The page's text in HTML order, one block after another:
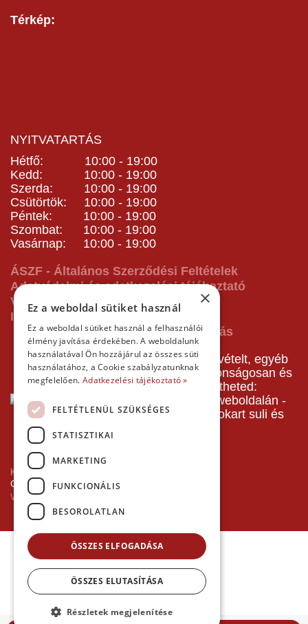
Térkép:
NYITVATARTÁS
Hétfő: 10:00 - 19:00
Kedd: 10:00 - 19:00
Szerda: 10:00 - 19:00
Csütörtök: 10:00 - 19:00
Péntek: 10:00 - 19:00
Szombat: 10:00 - 19:00
Vasárnap: 10:00 - 19:00
ÁSZF - Általános Szerződési Feltételek
Adatvédelmi és adatkezelési tájékoztató
Vásárlás előtti tájékoztató
Impresszum
A pályafoglalást, gokartverseny részvételt, egyéb
termékeinket, szolgáltatásainkat biztonságosan és
gyorsan bankkártyával is kifizetheted:
Kezdőlap
Copyright © 2026 Minden jog fenntartva!
Websiker Ügynökség - Richard27.hu Kft.
×
Ez a weboldal sütiket használ
Ez a weboldal sütiket használ a felhasználói
élmény javítása érdekében. A weboldalunk
használatával Ön hozzájárul az összes süti
használatához, a Cookie szabályzatunknak
megfelelően. Adatkezelési tájékoztató »
FELTÉTLENÜL SZÜKSÉGES
STATISZTIKAI
MARKETING
FUNKCIONÁLIS
BESOROLATLAN
ÖSSZES ELFOGADÁSA
ÖSSZES ELUTASÍTÁSA
Részletek megjelenítése